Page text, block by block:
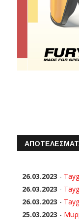
26.03.2023 -
26.03.2023 -
26.03.2023 -
25.03.2023 -